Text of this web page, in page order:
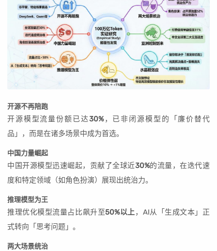
开源不再陪跑
开源模型流量份额已达30%，已非闭源模型的「廉价替代
品」，而是在诸多场景中成为首选。
中国力量崛起
中国开源模型迅速崛起，贡献了全球近30%的流量，在迭代速
度和特定领域（如角色扮演）展现出统治力。
推理模型为王
推理优化模型流量占比飙升至50%以上，AI从「生成文本」正
式转向「思考问题」。
两大场景统治